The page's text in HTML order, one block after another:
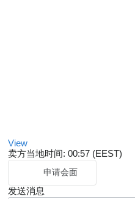
View
卖方当地时间: 00:57 (EEST)
申请会面
发送消息